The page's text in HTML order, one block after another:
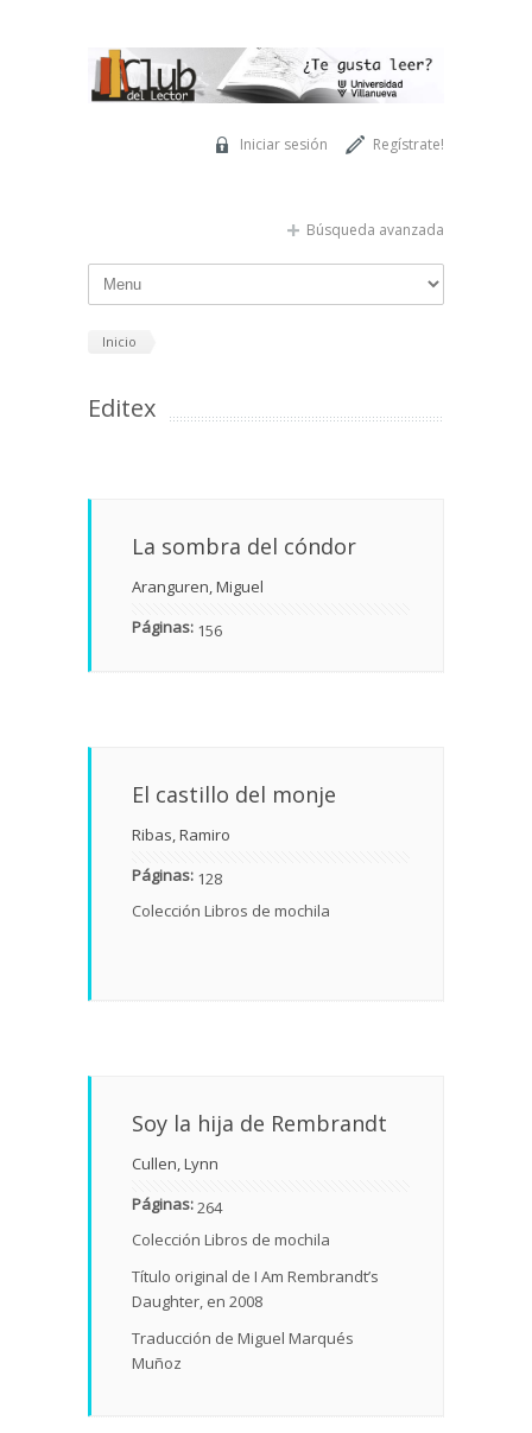
Regístrate!
Iniciar sesión
Búsqueda avanzada
Inicio
Editex
La sombra del cóndor
Aranguren, Miguel
Páginas: 156
El castillo del monje
Ribas, Ramiro
Páginas: 128
Colección Libros de mochila
Soy la hija de Rembrandt
Cullen, Lynn
Páginas:264
Colección Libros de mochila
Título original de I Am Rembrandt’s
Daughter, en 2008
Traducción de Miguel Marqués
Muñoz